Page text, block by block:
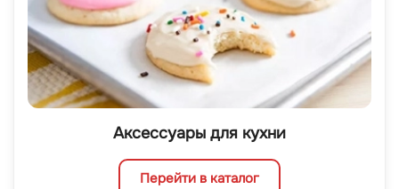
Аксессуары для кухни
Перейти в каталог